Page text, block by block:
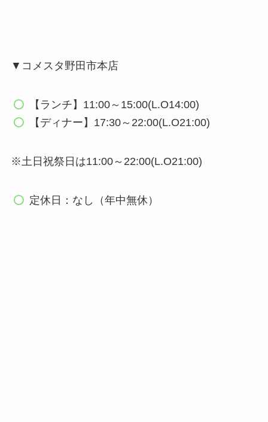
▼コメスタ野田市本店
【ランチ】11:00～15:00(L.O14:00)
【ディナー】17:30～22:00(L.O21:00)
※土日祝祭日は11:00～22:00(L.O21:00)
定休日：なし（年中無休）